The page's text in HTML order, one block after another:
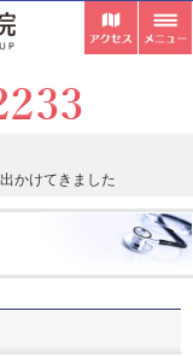
かけてきました
清田区の内科・クリニックな
も対応している鈴木内科医院
受付
かけてきました